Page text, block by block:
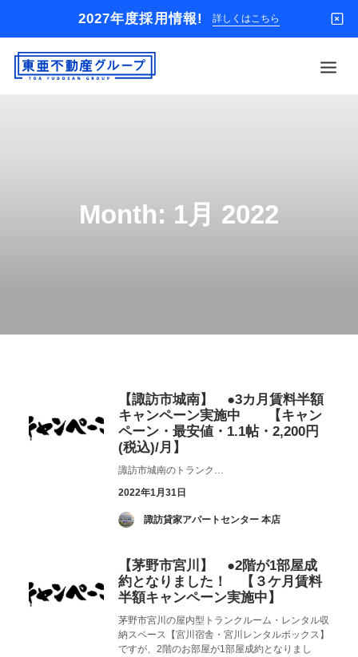
2027年度採用情報! 詳しくはこちら
オーナー様Month: 1月 2022
【諏訪市城南】 ●3カ月賃料半額
キャンペーン実施中 【キャン
ペーン・最安値・1.1帖・2,200円
(税込)/月】
諏訪市城南のトランク…
2022年1月31日
­ 諏訪貸家アパートセンター 本店
【茅野市宮川】 ●2階が1部屋成
約となりました！ 【３ケ月賃料
半額キャンペーン実施中】
茅野市宮川の屋内型トランクルーム・レンタル収
納スペース【宮川宿舎・宮川レンタルボックス】
ですが、2階のお部屋が1部屋成約となりまし